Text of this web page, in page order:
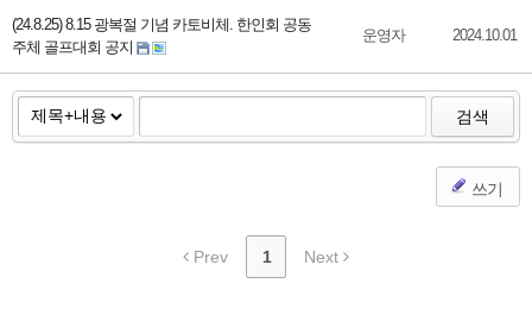
(24.8.25) 8.15 광복절 기념 카토비체. 한인회 공동
주체 골프대회 공지
운영자 2024.10.01
검색
쓰기
Prev 1 Next